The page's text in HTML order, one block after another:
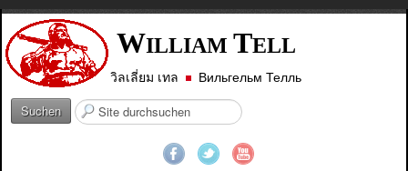
WILLIAM TELL
วิลเลี่ยม เทล Вильгельм Телль
Suchen
S